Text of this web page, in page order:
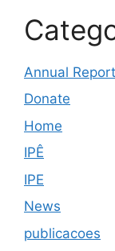
Annual
Donate
Home
IPÊ
IPE
News
publicacoes